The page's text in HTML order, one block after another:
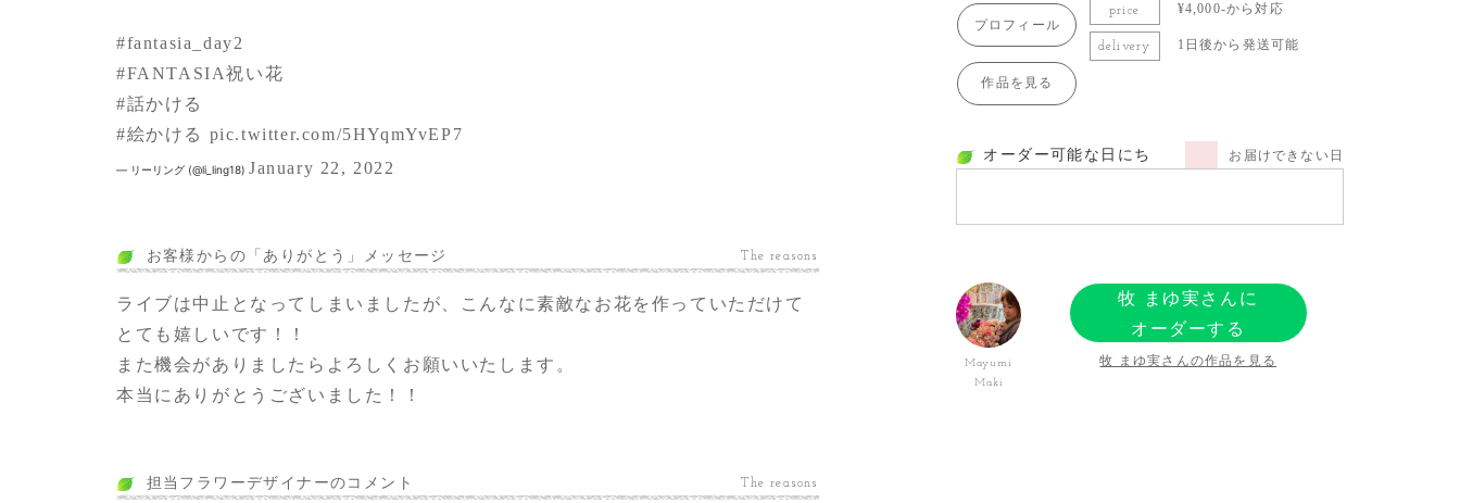
#fantasia_day2
#FANTASIA祝い花
#話かける
#絵かける pic.twitter.com/5HYqmYvEP7
— リーリング (@li_ling18) January 22, 2022
お客様からの「ありがとう」メッセージ The reasons
ライブは中止となってしまいましたが、こんなに素敵なお花を作っていただけて
とても嬉しいです！！
また機会がありましたらよろしくお願いいたします。
本当にありがとうございました！！
担当フラワーデザイナーのコメント The reasons
プロフィール
作品を見る
price ¥4,000-から対応
delivery 1日後から発送可能
オーダー可能な日にち お届けできない日
Mayumi
Maki
牧 まゆ実さんに
オーダーする
牧 まゆ実さんの作品を見る